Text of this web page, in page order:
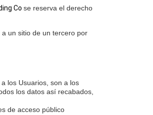
Co se reserva el derecho
un sitio de un tercero por
los Usuarios, son a los
los datos así recabados,
de acceso público